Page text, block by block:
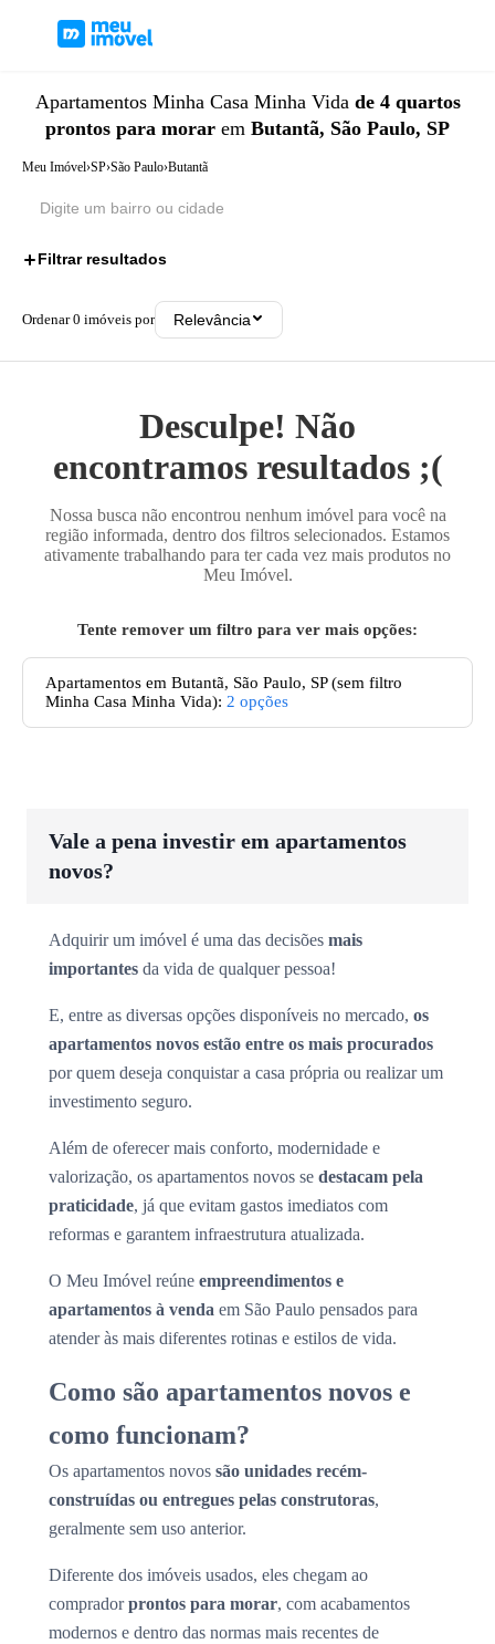
Apartamentos Minha Casa Minha Vida de 4 quartos
prontos para morar em Butantã, São Paulo, SP
Meu Imóvel›SP›São Paulo›Butantã
Filtrar resultados
Ordenar0 imóveis por Relevância
Desculpe! Não
encontramos resultados ;(
Nossa busca não encontrou nenhum imóvel para você na
região informada, dentro dos filtros selecionados. Estamos
ativamente trabalhando para ter cada vez mais produtos no
Meu Imóvel.
Tente remover um filtro para ver mais opções:
Apartamentos em Butantã, São Paulo, SP(sem filtro
Minha Casa Minha Vida): 2 opções
Vale a pena investir em apartamentos
novos?
Adquirir um imóvel é uma das decisões mais
importantes da vida de qualquer pessoa!
E, entre as diversas opções disponíveis no mercado, os
apartamentos novos estão entre os mais procurados
por quem deseja conquistar a casa própria ou realizar um
investimento seguro.
Além de oferecer mais conforto, modernidade e
valorização, os apartamentos novos se destacam pela
praticidade, já que evitam gastos imediatos com
reformas e garantem infraestrutura atualizada.
O Meu Imóvel reúne empreendimentos e
apartamentos à venda em São Paulo pensados para
atender às mais diferentes rotinas e estilos de vida.
Como são apartamentos novos e
como funcionam?
Os apartamentos novos são unidades recém-
construídas ou entregues pelas construtoras,
geralmente sem uso anterior.
Diferente dos imóveis usados, eles chegam ao
compradorprontos para morar, com acabamentos
modernos e dentro das normas mais recentes de